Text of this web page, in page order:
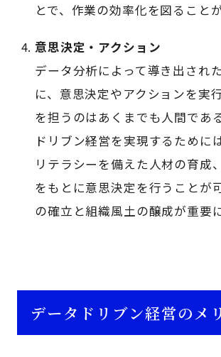
とで、作業の効率化を図ること
意思決定・アクション
データ分析によって導き出され
に、意思決定やアクションを実
を担うのはあくまでも人間であ
ドリブン経営を実現するために
リテラシーを備えた人材の育成
をもとに意思決定を行うことが
の確立と組織風土の醸成が重要
データドリブン経営のメ